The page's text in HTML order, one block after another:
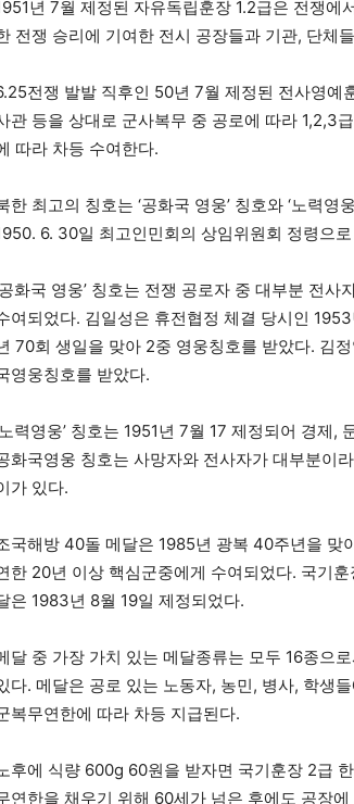
년 7월 제정된 자유독립훈장 1.2급은 전쟁
전쟁 승리에 기여한 전시 공장들과 기관, 단체
전쟁 발발 직후인 50년 7월 제정된 전사영예
관 등을 상대로 군사복무 중 공로에 따라 1,2,3
따라 차등 수여한다.
한 최고의 칭호는 ‘공화국 영웅’ 칭호와 ‘노력영
6. 30일 최고인민회의 상임위원회 정령으
공화국 영웅’ 칭호는 전쟁 공로자 중 대부분 전
여되었다. 김일성은 휴전협정 체결 당시인
70회 생일을 맞아 2중 영웅칭호를 받았다. 김
영웅칭호를 받았다.
노력영웅’ 칭호는 1951년 7월 17 제정되어 경제
화국영웅 칭호는 사망자와 전사자가 대부분이
가 있다.
국해방 40돌 메달은 1985년 광복 40주년을 맞
한 20년 이상 핵심군중에게 수여되었다. 국기
은 1983년 8월 19일 제정되었다.
달 중 가장 가치 있는 메달종류는 모두 16종으
다. 메달은 공로 있는 노동자, 농민, 병사, 학생
복무연한에 따라 차등 지급된다.
후에 식량 600g 60원을 받자면 국기훈장 2급
연한을 채우기 위해 60세가 넘은 후에도 공장